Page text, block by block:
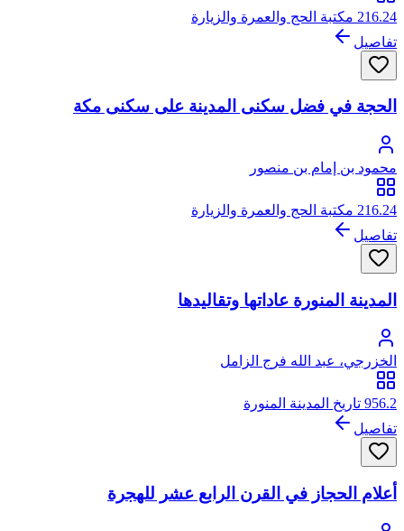
216.24 مكتبة الحج والعمرة والزيارة
تفاصيل
الحجة في فضل سكنى المدينة على سكنى مكة
محمود بن إمام بن منصور
216.24 مكتبة الحج والعمرة والزيارة
تفاصيل
المدينة المنورة عاداتها وتقاليدها
الخزرجي، عبد الله فرج الزامل
956.2 تاريخ المدينة المنورة
تفاصيل
أعلام الحجاز في القرن الرابع عشر للهجرة